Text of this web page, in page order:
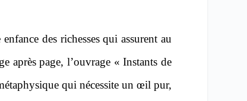
des richesses qui assurent au
après page, l’ouvrage « Instants de
qui nécessite un œil pur,